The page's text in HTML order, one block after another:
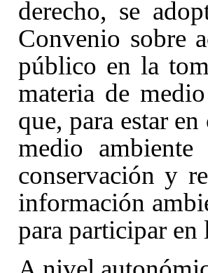
derecho, se
Convenio sobre
público en la
materia de
que, para estar
medio
conservación y
información
para participar en